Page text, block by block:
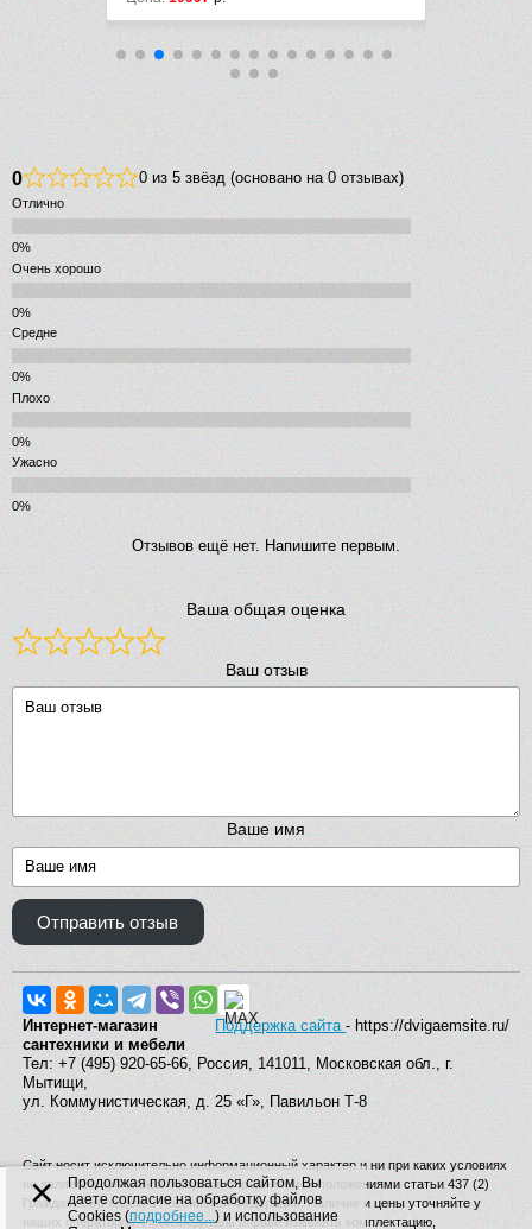
0 0 из 5 звёзд (основано на 0 отзывах)
Отлично
Очень хорошо
Средне
Плохо
Ужасно
Отзывов ещё нет. Напишите первым.
Ваша общая оценка
Ваш отзыв
Ваше имя
Отправить отзыв
Поддержка сайта- https://dvigaemsite.ru/
Интернет-магазин
сантехники и мебели
Тел: +7 (495) 920-65-66, Россия, 141011, Московская обл., г.
Мытищи,
ул. Коммунистическая, д. 25 «Г», Павильон Т-8
Сайт носит исключительно информационный характер и ни при каких условиях
не является публичной офертой, определяемой положениями статьи 437 (2)
Гражданского кодекса Российской Федерации. Наличие и цены уточняйте у
наших операторов. Производитель вправе изменять комплектацию,
×
Продолжая пользоваться сайтом, Вы
даете согласие на обработку файлов
Cookies (подробнее...) и использование